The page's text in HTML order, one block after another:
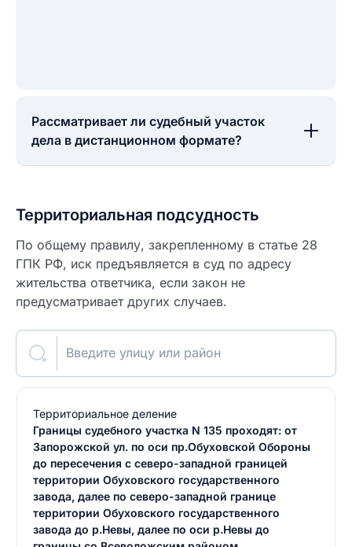
Рассматривает ли судебный участок
дела в дистанционном формате?
Территориальная подсудность
По общему правилу, закрепленному в статье 28
ГПК РФ, иск предъявляется в суд по адресу
жительства ответчика, если закон не
предусматривает других случаев.
Введите улицу или район
Территориальное деление
Границы судебного участка N 135 проходят: от
Запорожской ул. по оси пр.Обуховской Обороны
до пересечения с северо-западной границей
территории Обуховского государственного
завода, далее по северо-западной границе
территории Обуховского государственного
завода до р.Невы, далее по оси р.Невы до